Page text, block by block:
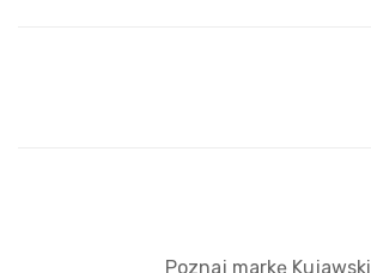
Poznaj markę Kujawski